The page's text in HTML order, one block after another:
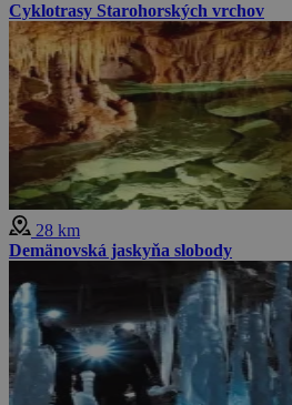
Cyklotrasy Starohorských vrchov
28 km
Demänovská jaskyňa slobody